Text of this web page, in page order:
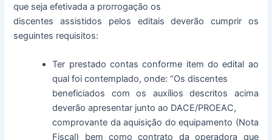
que seja efetivada a prorrogação os
discentes assistidos pelos editais deverão cumprir os
seguintes requisitos:
Ter prestado contas conforme item do edital ao
qual foi contemplado, onde: “Os discentes
beneficiados com os auxílios descritos acima
deverão apresentar junto ao DACE/PROEAC,
comprovante da aquisição do equipamento (Nota
Fiscal) bem como contrato da operadora que